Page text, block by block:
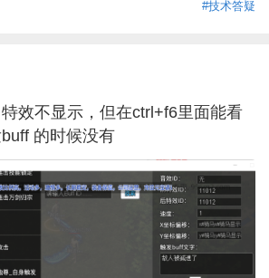
#技术答疑
效不显示，但在ctrl+f6里面能看
的时候没有